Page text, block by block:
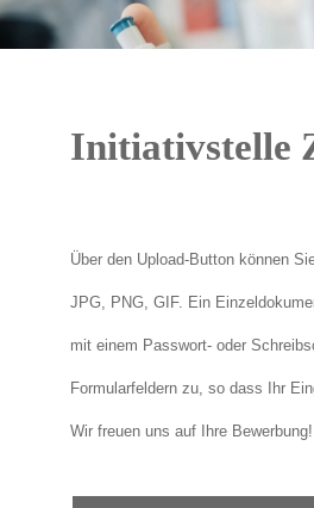
Initiativstelle
Über den Upload-Button können
JPG, PNG, GIF. Ein
mit einem Passwort- oder
Formularfeldern zu, so dass Ihr
Wir freuen uns auf Ihre Bewerbung!